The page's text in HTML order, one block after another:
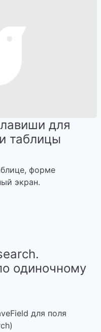
для
таблицы
форме
экран.
одиночному
для поля